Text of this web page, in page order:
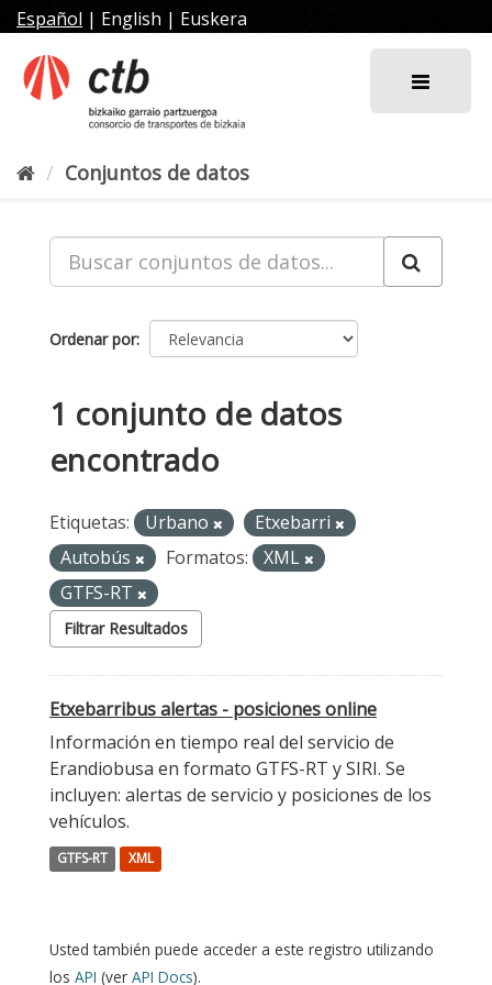
al
contenido
Español | English | Euskera
Conjuntos de datos
Ordenar por
1 conjunto de datos
encontrado
Etiquetas: Urbano
Etxebarri
Autobús
Formatos:
XML
GTFS-RT
Filtrar Resultados
Etxebarribus alertas - posiciones online
Información en tiempo real del servicio de
Erandiobusa en formato GTFS-RT y SIRI. Se
incluyen: alertas de servicio y posiciones de los
vehículos.
GTFS-RT XML
Usted también puede acceder a este registro utilizando
los API (ver API Docs).